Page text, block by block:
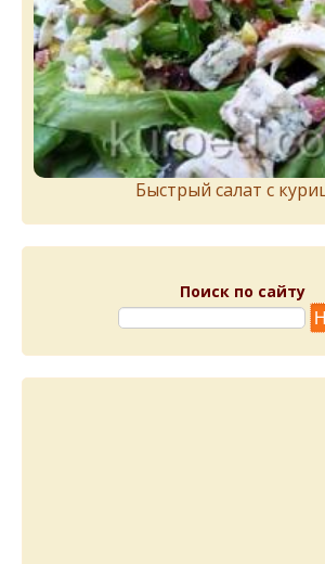
Быстрый салат с
Поиск по сайту